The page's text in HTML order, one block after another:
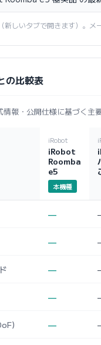
新しいタブで開きます）。メ
の比較表
情報・公開仕様に基づく主
iRobot
iRobot
Roomba
e5
本機種
—
—
—
—
—